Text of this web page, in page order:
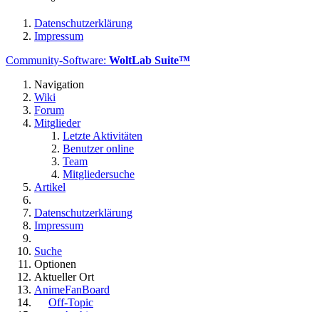
Datenschutzerklärung
Impressum
Community-Software: WoltLab Suite™
Navigation
Wiki
Forum
Mitglieder
Letzte Aktivitäten
Benutzer online
Team
Mitgliedersuche
Artikel
Datenschutzerklärung
Impressum
Suche
Optionen
Aktueller Ort
AnimeFanBoard
Off-Topic